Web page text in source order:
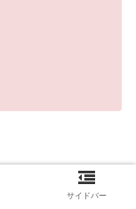
サイドバー